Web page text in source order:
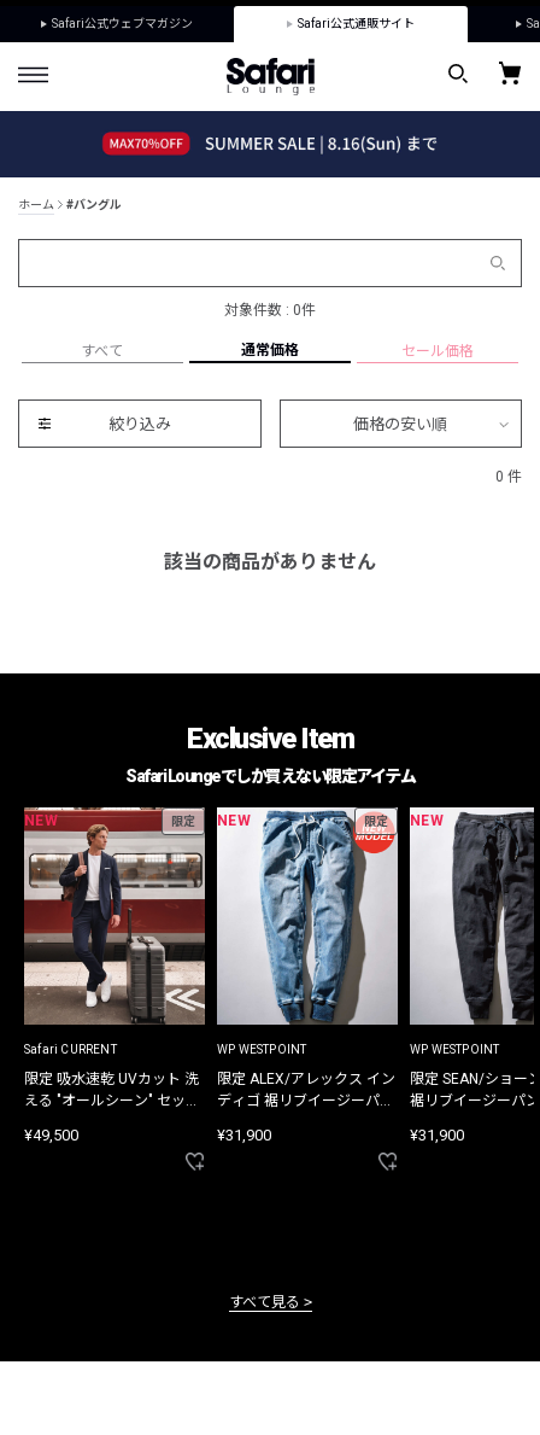
Safari公式ウェブマガジン Safari公式通販サイト
ホーム #バングル
対象件数 : 0件
すべて 通常価格 セール価格
絞り込み 価格の安い順
0 件
該当の商品がありません
Exclusive Item
Safari Loungeでしか買えない限定アイテム
NEW 限定
Safari CURRENT
限定 吸水速乾 UVカット 洗
える "オールシーン" セット
¥49,500
NEW 限定
WP WESTPOINT
限定 ALEX/アレックス イン
ディゴ 裾リブイージーパン
¥31,900
NEW
WP WESTPOINT
限定 SEAN/ショー
裾リブイージーパ
¥31,900
すべて見る